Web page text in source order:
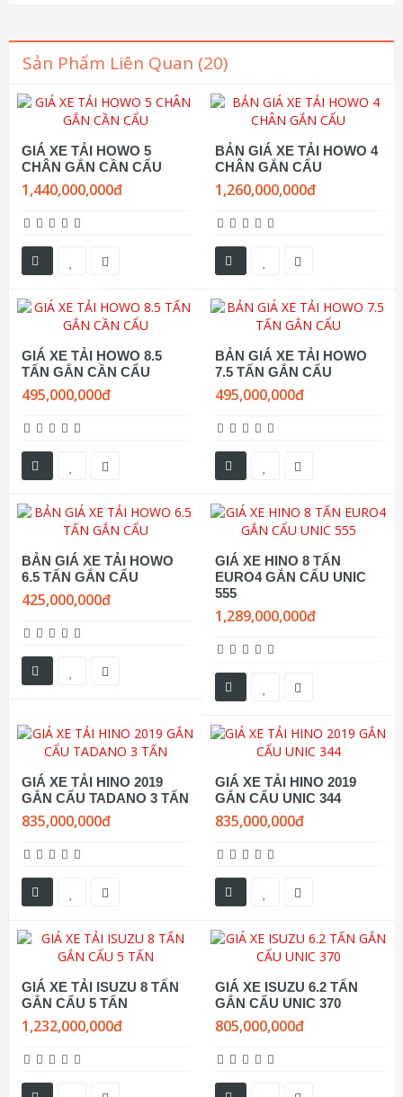
Sản Phẩm Liên Quan (20)
GIÁ XE TẢI HOWO 5
CHÂN GẮN CẦN CẨU
1,440,000,000đ
BẢN GIÁ XE TẢI HOWO 4
CHÂN GẮN CẨU
1,260,000,000đ
GIÁ XE TẢI HOWO 8.5
TẤN GẮN CẦN CẨU
495,000,000đ
BẢN GIÁ XE TẢI HOWO
7.5 TẤN GẮN CẨU
495,000,000đ
BẢN GIÁ XE TẢI HOWO
6.5 TẤN GẮN CẨU
425,000,000đ
GIÁ XE HINO 8 TẤN
EURO4 GẮN CẨU UNIC
555
1,289,000,000đ
GIÁ XE TẢI HINO 2019
GẮN CẨU TADANO 3 TẤN
835,000,000đ
GIÁ XE TẢI HINO 2019
GẮN CẨU UNIC 344
835,000,000đ
GIÁ XE TẢI ISUZU 8 TẤN
GẮN CẨU 5 TẤN
1,232,000,000đ
GIÁ XE ISUZU 6.2 TẤN
GẮN CẨU UNIC 370
805,000,000đ